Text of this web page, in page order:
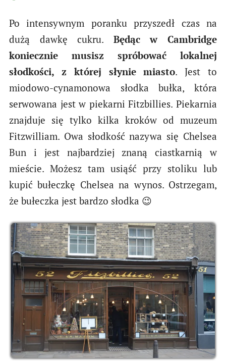
Po intensywnym poranku przyszedł czas na
dużą dawkę cukru. Będąc w Cambridge
koniecznie musisz spróbować lokalnej
słodkości, z której słynie miasto. Jest to
miodowo-cynamonowa słodka bułka, która
serwowana jest w piekarni Fitzbillies. Piekarnia
znajduje się tylko kilka kroków od muzeum
Fitzwilliam. Owa słodkość nazywa się Chelsea
Bun i jest najbardziej znaną ciastkarnią w
mieście. Możesz tam usiąść przy stoliku lub
kupić bułeczkę Chelsea na wynos. Ostrzegam,
że bułeczka jest bardzo słodka 😉